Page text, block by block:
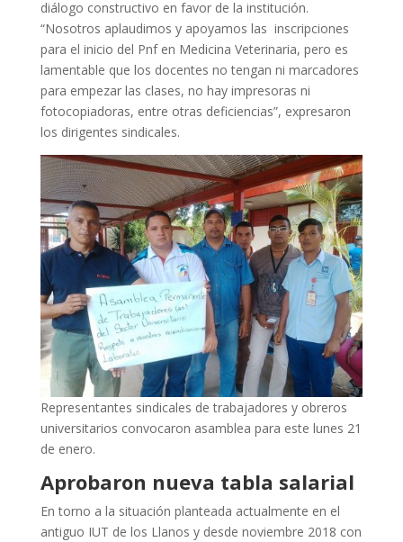
diálogo constructivo en favor de la institución.
“Nosotros aplaudimos y apoyamos las inscripciones
para el inicio del Pnf en Medicina Veterinaria, pero es
lamentable que los docentes no tengan ni marcadores
para empezar las clases, no hay impresoras ni
fotocopiadoras, entre otras deficiencias”, expresaron
los dirigentes sindicales.
Representantes sindicales de trabajadores y obreros
universitarios convocaron asamblea para este lunes 21
de enero.
Aprobaron nueva tabla salarial
En torno a la situación planteada actualmente en el
antiguo IUT de los Llanos y desde noviembre 2018 con